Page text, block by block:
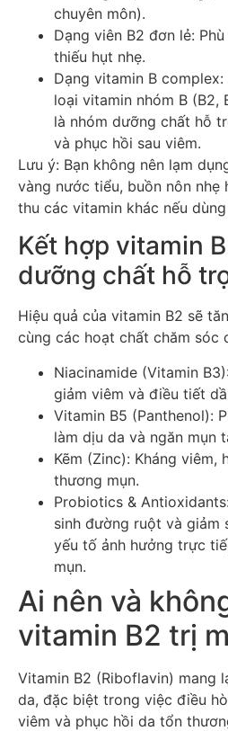
chuyên môn).
Dạng viên B2 đơn lẻ:
thiếu hụt nhẹ.
Dạng vitamin B
loại vitamin nhóm B (B2,
là nhóm dưỡng chất hỗ
và phục hồi sau viêm.
Lưu ý: Bạn không nên lạm
vàng nước tiểu, buồn nôn nhẹ
thu các vitamin khác nếu
Kết hợp vitamin
dưỡng chất hỗ
Hiệu quả của vitamin B2 sẽ
cùng các hoạt chất chăm sóc
Niacinamide (Vitamin
giảm viêm và điều tiết
Vitamin B5 (Panthenol):
làm dịu da và ngăn mụn
Kẽm (Zinc): Kháng viêm,
thương mụn.
Probiotics &
sinh đường ruột và giảm
yếu tố ảnh hưởng trực
mụn.
Ai nên và
vitamin B2 trị
Vitamin B2 (Riboflavin) mang
da, đặc biệt trong việc điều
viêm và phục hồi da tổn